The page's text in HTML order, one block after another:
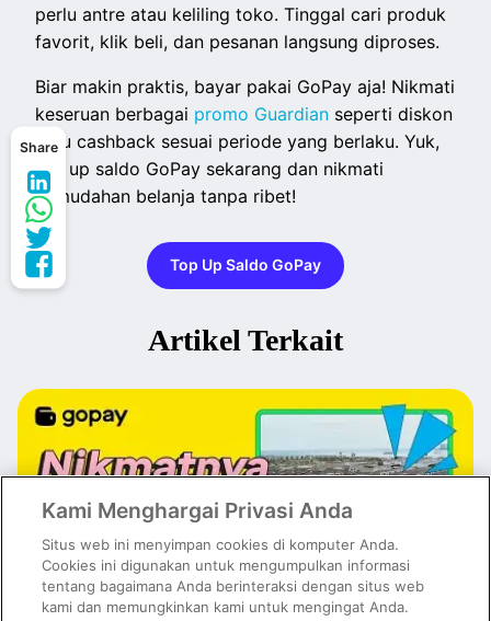
Share
perlu antre atau keliling toko. Tinggal cari produk
favorit, klik beli, dan pesanan langsung diproses.
Biar makin praktis, bayar pakai GoPay aja! Nikmati
keseruan berbagai promo Guardian seperti diskon
atau cashback sesuai periode yang berlaku. Yuk,
top up saldo GoPay sekarang dan nikmati
kemudahan belanja tanpa ribet!
Top Up Saldo GoPay
Artikel Terkait
Kami Menghargai Privasi Anda
Situs web ini menyimpan cookies di komputer Anda.
Cookies ini digunakan untuk mengumpulkan informasi
tentang bagaimana Anda berinteraksi dengan situs web
kami dan memungkinkan kami untuk mengingat Anda.